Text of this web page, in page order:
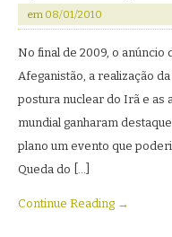
em 08/01/2010
No final de 2009, o anúncio
Afeganistão, a realização
postura nuclear do Irã e as
mundial ganharam
plano um evento que
Queda do […]
Continue Reading →